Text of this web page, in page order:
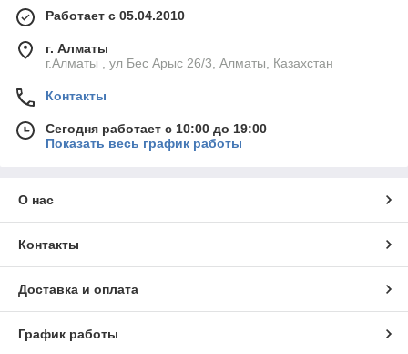
Работает с 05.04.2010
г. Алматы
г.Алматы , ул Бес Арыс 26/3, Алматы, Казахстан
Контакты
Сегодня работает с 10:00 до 19:00
Показать весь график работы
О нас
Контакты
Доставка и оплата
График работы